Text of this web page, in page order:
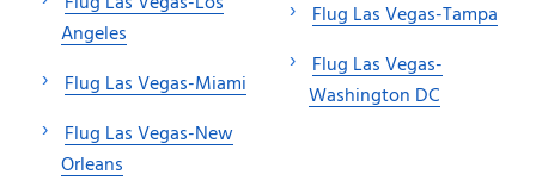
Angeles
Flug Las Vegas-Miami
Flug Las Vegas-New
Orleans
Flug Las Vegas-Tampa
Flug Las Vegas-
Washington DC